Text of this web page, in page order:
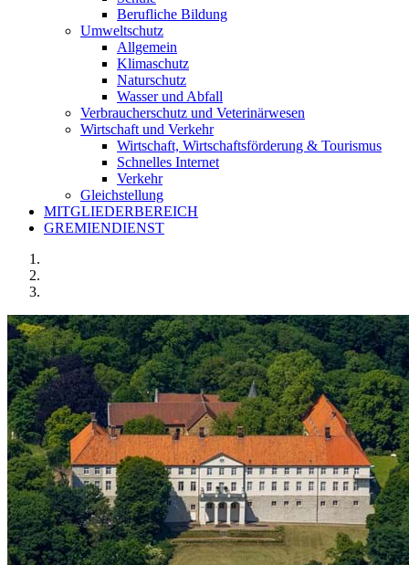
Berufliche Bildung
Umweltschutz
Allgemein
Klimaschutz
Naturschutz
Wasser und Abfall
Verbraucherschutz und Veterinärwesen
Wirtschaft und Verkehr
Wirtschaft, Wirtschaftsförderung & Tourismus
Schnelles Internet
Verkehr
Gleichstellung
MITGLIEDERBEREICH
GREMIENDIENST